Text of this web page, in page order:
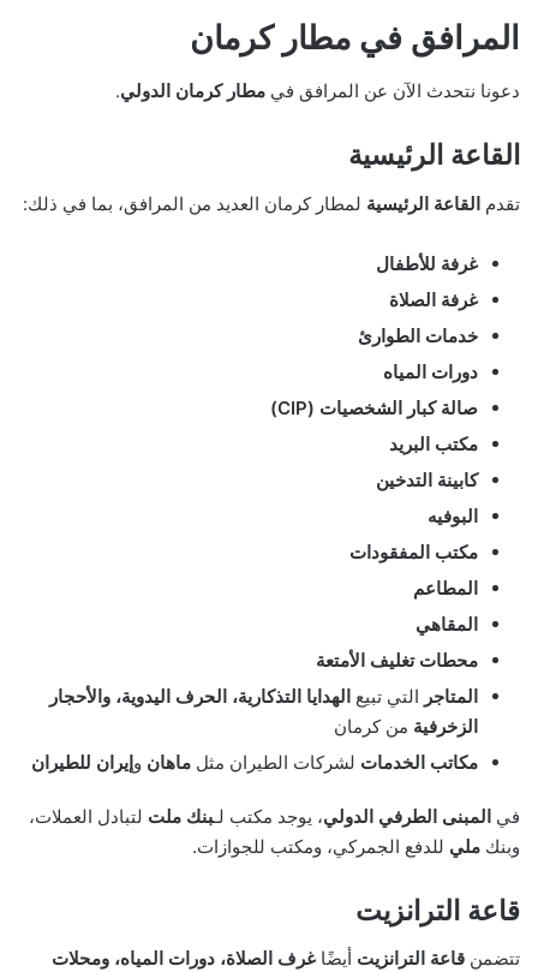
المرافق في مطار كرمان
دعونا نتحدث الآن عن المرافق في مطار كرمان الدولي.
القاعة الرئيسية
تقدم القاعة الرئيسية لمطار كرمان العديد من المرافق، بما في ذلك:
غرفة للأطفال
غرفة الصلاة
خدمات الطوارئ
دورات المياه
صالة كبار الشخصيات (CIP)
مكتب البريد
كابينة التدخين
البوفيه
مكتب المفقودات
المطاعم
المقاهي
محطات تغليف الأمتعة
المتاجر التي تبيع الهدايا التذكارية، الحرف اليدوية، والأحجار
الزخرفية من كرمان
مكاتب الخدمات لشركات الطيران مثل ماهان وإيران للطيران
في المبنى الطرفي الدولي، يوجد مكتب لـبنك ملت لتبادل العملات،
وبنك ملي للدفع الجمركي، ومكتب للجوازات.
قاعة الترانزيت
تتضمن قاعة الترانزيت أيضًا غرف الصلاة، دورات المياه، ومحلات